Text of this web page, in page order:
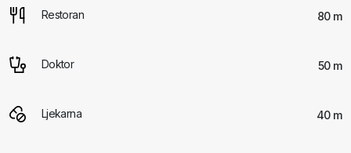
Restoran 80 m
Doktor 50 m
Ljekarna 40 m